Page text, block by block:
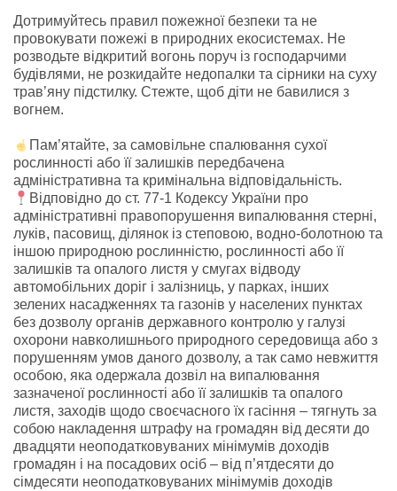
Дотримуйтесь правил пожежної безпеки та не
провокувати пожежі в природних екосистемах. Не
розводьте відкритий вогонь поруч із господарчими
будівлями, не розкидайте недопалки та сірники на суху
трав’яну підстилку. Стежте, щоб діти не бавилися з
вогнем.
Пам’ятайте, за самовільне спалювання сухої
рослинності або її залишків передбачена
адміністративна та кримінальна відповідальність.
Відповідно до ст. 77-1 Кодексу України про
адміністративні правопорушення випалювання стерні,
луків, пасовищ, ділянок із степовою, водно-болотною та
іншою природною рослинністю, рослинності або її
залишків та опалого листя у смугах відводу
автомобільних доріг і залізниць, у парках, інших
зелених насадженнях та газонів у населених пунктах
без дозволу органів державного контролю у галузі
охорони навколишнього природного середовища або з
порушенням умов даного дозволу, а так само невжиття
особою, яка одержала дозвіл на випалювання
зазначеної рослинності або її залишків та опалого
листя, заходів щодо своєчасного їх гасіння – тягнуть за
собою накладення штрафу на громадян від десяти до
двадцяти неоподатковуваних мінімумів доходів
громадян і на посадових осіб – від п’ятдесяти до
сімдесяти неоподатковуваних мінімумів доходів